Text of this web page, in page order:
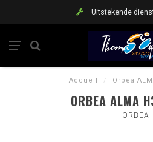
Uitstekende
Accueil / Orbea
ORBEA ALMA
ORBEA